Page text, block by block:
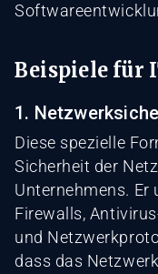
Beispiele für
1.
Diese spezielle
Sicherheit der
Unternehmens.
Firewalls,
und
dass das